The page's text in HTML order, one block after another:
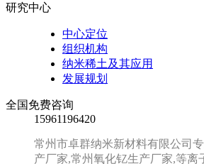
研究中心
中心定位
组织机构
纳米稀土及其应用
发展规划
全国免费咨询
15961196420
常州市卓群纳米新材料有限公司
产厂家,常州氧化钇生产厂家,等离